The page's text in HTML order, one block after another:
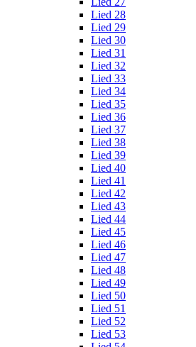
Lied 28
Lied 29
Lied 30
Lied 31
Lied 32
Lied 33
Lied 34
Lied 35
Lied 36
Lied 37
Lied 38
Lied 39
Lied 40
Lied 41
Lied 42
Lied 43
Lied 44
Lied 45
Lied 46
Lied 47
Lied 48
Lied 49
Lied 50
Lied 51
Lied 52
Lied 53